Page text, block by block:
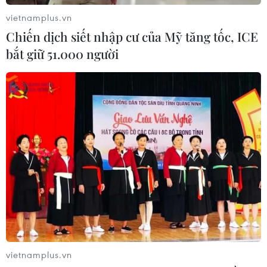
CƠ QUAN CHỦ QUẢN: THÔNG TẤN XÃ VIỆT NAM
Tổng Biên tập: TRẦN TIẾN DUẨN
Phó Tổng Biên tập: NGUYỄN THỊ TÁM, KHÚC THANH
Sở hữu trí tuệ
Quy định sử dụng
RSS
Hỗ trợ
Ngôn ngữ
TTXVN
Dịch vụ tin
Quảng cáo
Liên hệ
vietnamplus.vn
Chiến dịch siết nhập cư của Mỹ tăng tốc, ICE
bắt giữ 51.000 người
vietnamplus.vn